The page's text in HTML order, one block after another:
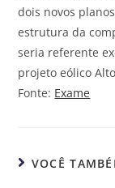
dois novos
estrutura da
seria referente
projeto eólico
Fonte: Exame
VOCÊ